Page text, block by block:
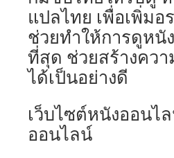
แปลไทย เพื่อเพิ่ม
ช่วยทำให้การดูห
ที่สุด ช่วยสร้างคว
ได้เป็นอย่างดี
เว็บไซต์หนังออนไ
ออนไลน์